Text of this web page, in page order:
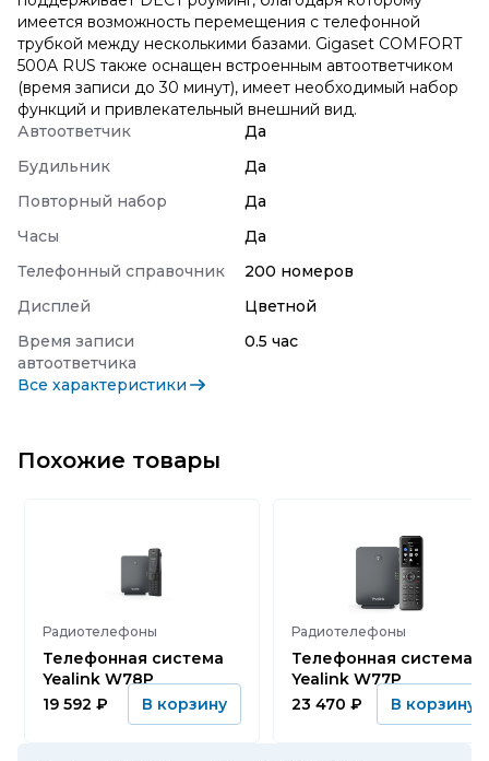
имеется возможность перемещения с телефонной
трубкой между несколькими базами. Gigaset COMFORT
500A RUS также оснащен встроенным автоответчиком
(время записи до 30 минут), имеет необходимый набор
функций и привлекательный внешний вид.
Автоответчик
Да
Будильник
Да
Повторный набор
Да
Часы
Да
Телефонный справочник
200 номеров
Дисплей
Цветной
Время записи
автоответчика
0.5 час
Все характеристики
Похожие товары
Радиотелефоны
Телефонная система
Yealink W78P
19 592 ₽ В корзину
Радиотелефоны
Телефонная система
Yealink W77P
23 470 ₽ В корзину